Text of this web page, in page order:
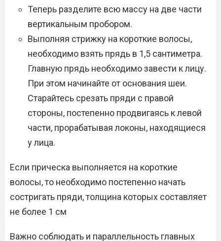
Теперь разделите всю массу на две части
вертикальным пробором.
Выполняя стрижку на короткие волосы,
необходимо взять прядь в 1,5 сантиметра.
Главную прядь необходимо завести к лицу.
При этом начинайте от основания шеи.
Старайтесь срезать пряди с правой
стороны, постепенно продвигаясь к левой
части, прорабатывая локоны, находящиеся
у лица.
Если прическа выполняется на короткие
волосы, то необходимо постепенно начать
состригать пряди, толщина которых составляет
не более 1 см
Важно соблюдать и параллельность главных